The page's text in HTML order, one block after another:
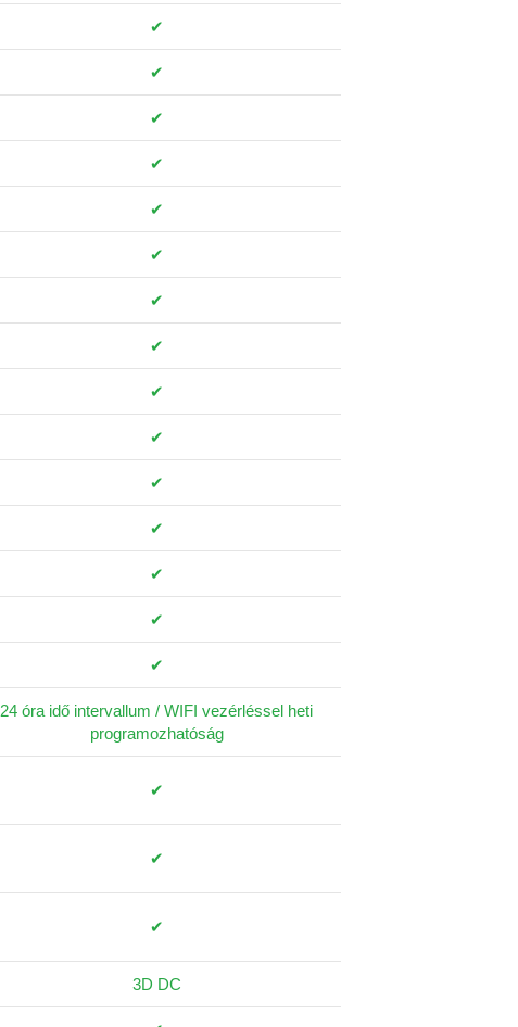
✔
✔
✔
✔
✔
✔
✔
✔
✔
✔
✔
✔
✔
✔
✔
24 óra idő intervallum / WIFI vezérléssel heti
programozhatóság
✔
✔
✔
3D DC